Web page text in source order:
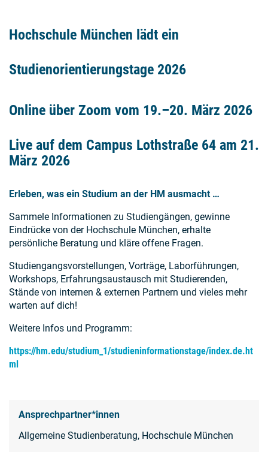
Hochschule München lädt ein
Studienorientierungstage 2026
Online über Zoom vom 19.–20. März 2026
Live auf dem Campus Lothstraße 64 am 21.
März 2026
Erleben, was ein Studium an der HM ausmacht …
Sammele Informationen zu Studiengängen, gewinne
Eindrücke von der Hochschule München, erhalte
persönliche Beratung und kläre offene Fragen.
Studiengangsvorstellungen, Vorträge, Laborführungen,
Workshops, Erfahrungsaustausch mit Studierenden,
Stände von internen & externen Partnern und vieles mehr
warten auf dich!
Weitere Infos und Programm:
https://hm.edu/studium_1/studieninformationstage/index.de.ht
ml
Ansprechpartner*innen
Allgemeine Studienberatung, Hochschule München